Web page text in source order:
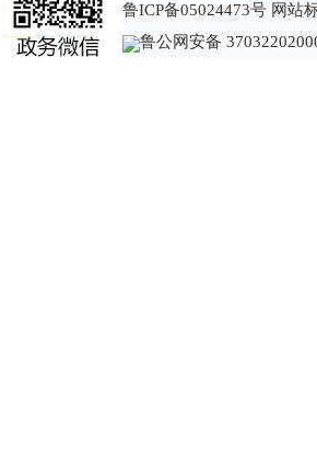
鲁ICP备05024473号 网站
鲁公网安备